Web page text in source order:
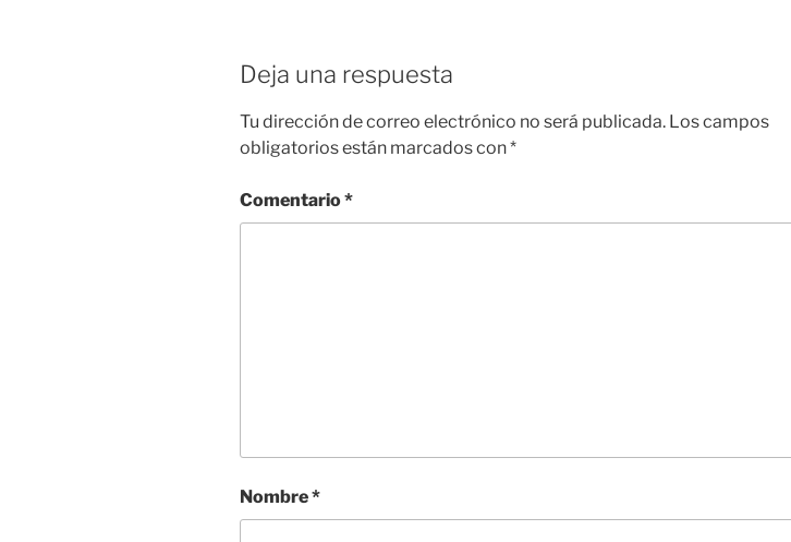
Deja una respuesta
Tu dirección de correo electrónico no será publicada. Los campos
obligatorios están marcados con*
Comentario*
Nombre*